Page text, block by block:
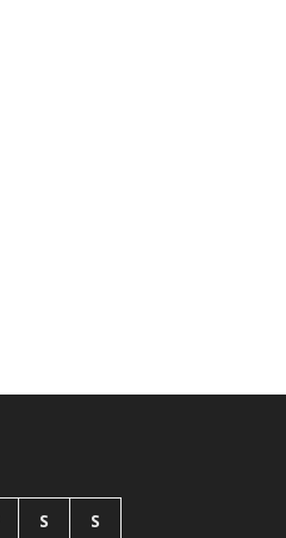
S S